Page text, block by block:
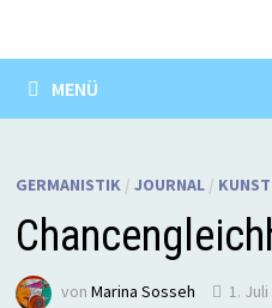
MENÜ
GERMANISTIK/ JOURNAL/ KUNST
von Marina Sosseh 1.